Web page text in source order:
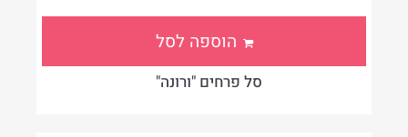
סל פרחים "ורונה"
הוספה לסל